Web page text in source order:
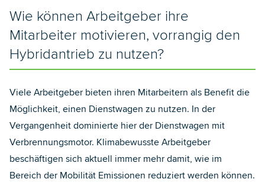
Wie können Arbeitgeber ihre
Mitarbeiter motivieren, vorrangig den
Hybridantrieb zu nutzen?
Viele Arbeitgeber bieten ihren Mitarbeitern als Benefit die
Möglichkeit, einen Dienstwagen zu nutzen. In der
Vergangenheit dominierte hier der Dienstwagen mit
Verbrennungsmotor. Klimabewusste Arbeitgeber
beschäftigen sich aktuell immer mehr damit, wie im
Bereich der Mobilität Emissionen reduziert werden können.